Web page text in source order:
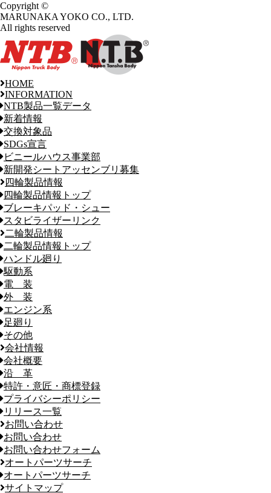
Copyright ©
MARUNAKA YOKO CO., LTD.
All rights reserved
HOME
INFORMATION
NTB製品一覧データ
新着情報
交換対象品
SDGs宣言
ビニールハウス事業部
新開発シートアッセンブリ募集
四輪製品情報
四輪製品情報トップ
ブレーキパッド・シュー
スタビライザーリンク
二輪製品情報
二輪製品情報トップ
ハンドル廻り
駆動系
電 装
外 装
エンジン系
足廻り
その他
会社情報
会社概要
沿 革
特許・意匠・商標登録
プライバシーポリシー
リリース一覧
お問い合わせ
お問い合わせ
お問い合わせフォーム
オートパーツサーチ
オートパーツサーチ
サイトマップ